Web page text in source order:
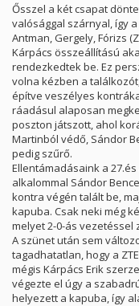
Ősszel a két csapat
valósággal szárnyal, így
Antman, Gergely, Fórizs
Kárpács összeállítású
rendezkedtek be. Ez
volna kézben a
építve veszélyes
ráadásul alaposan
poszton játszott, ahol
Martinból védő, Sándor
pedig szűrő.
Ellentámadásaink a
alkalommal Sándor
kontra végén talált be,
kapuba. Csak neki még
melyet 2-0-ás vezetéssel
A szünet után sem
tagadhatatlan, hogy a
mégis Kárpács Erik
végezte el úgy a
helyezett a kapuba, így